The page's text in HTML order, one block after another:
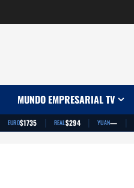
MUNDO EMPRESARIAL TV
EURO$1735 | REAL$294 | YUAN— |